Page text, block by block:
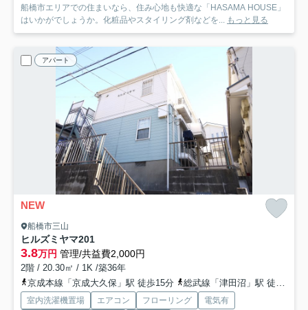
船橋市エリアでの住まいなら、住み心地も快適な「HASAMA HOUSE」
はいかがでしょうか。化粧品やスタイリング剤などを... もっと見る
アパート
NEW
船橋市三山
ヒルズミヤマ201
3.8万円 管理/共益費2,000円
2階 / 20.30㎡ / 1K /築36年
京成本線「京成大久保」駅 徒歩15分
総武線「津田沼」駅 徒歩31分
室内洗濯機置場 エアコン フローリング
電気有